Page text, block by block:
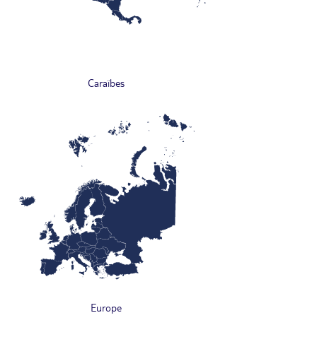
Caraïbes
Europe